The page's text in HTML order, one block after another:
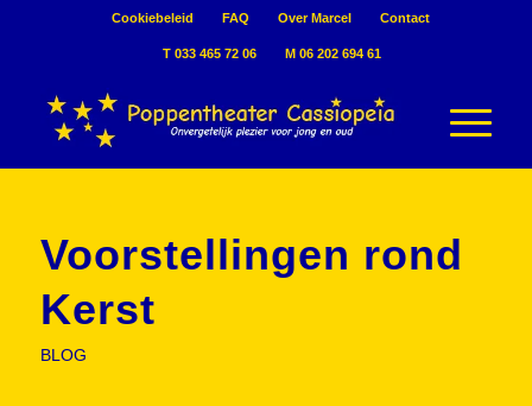
Cookiebeleid FAQ Over Marcel Contact
T 033 465 72 06 M 06 202 694 61
Voorstellingen rond
Kerst
BLOG